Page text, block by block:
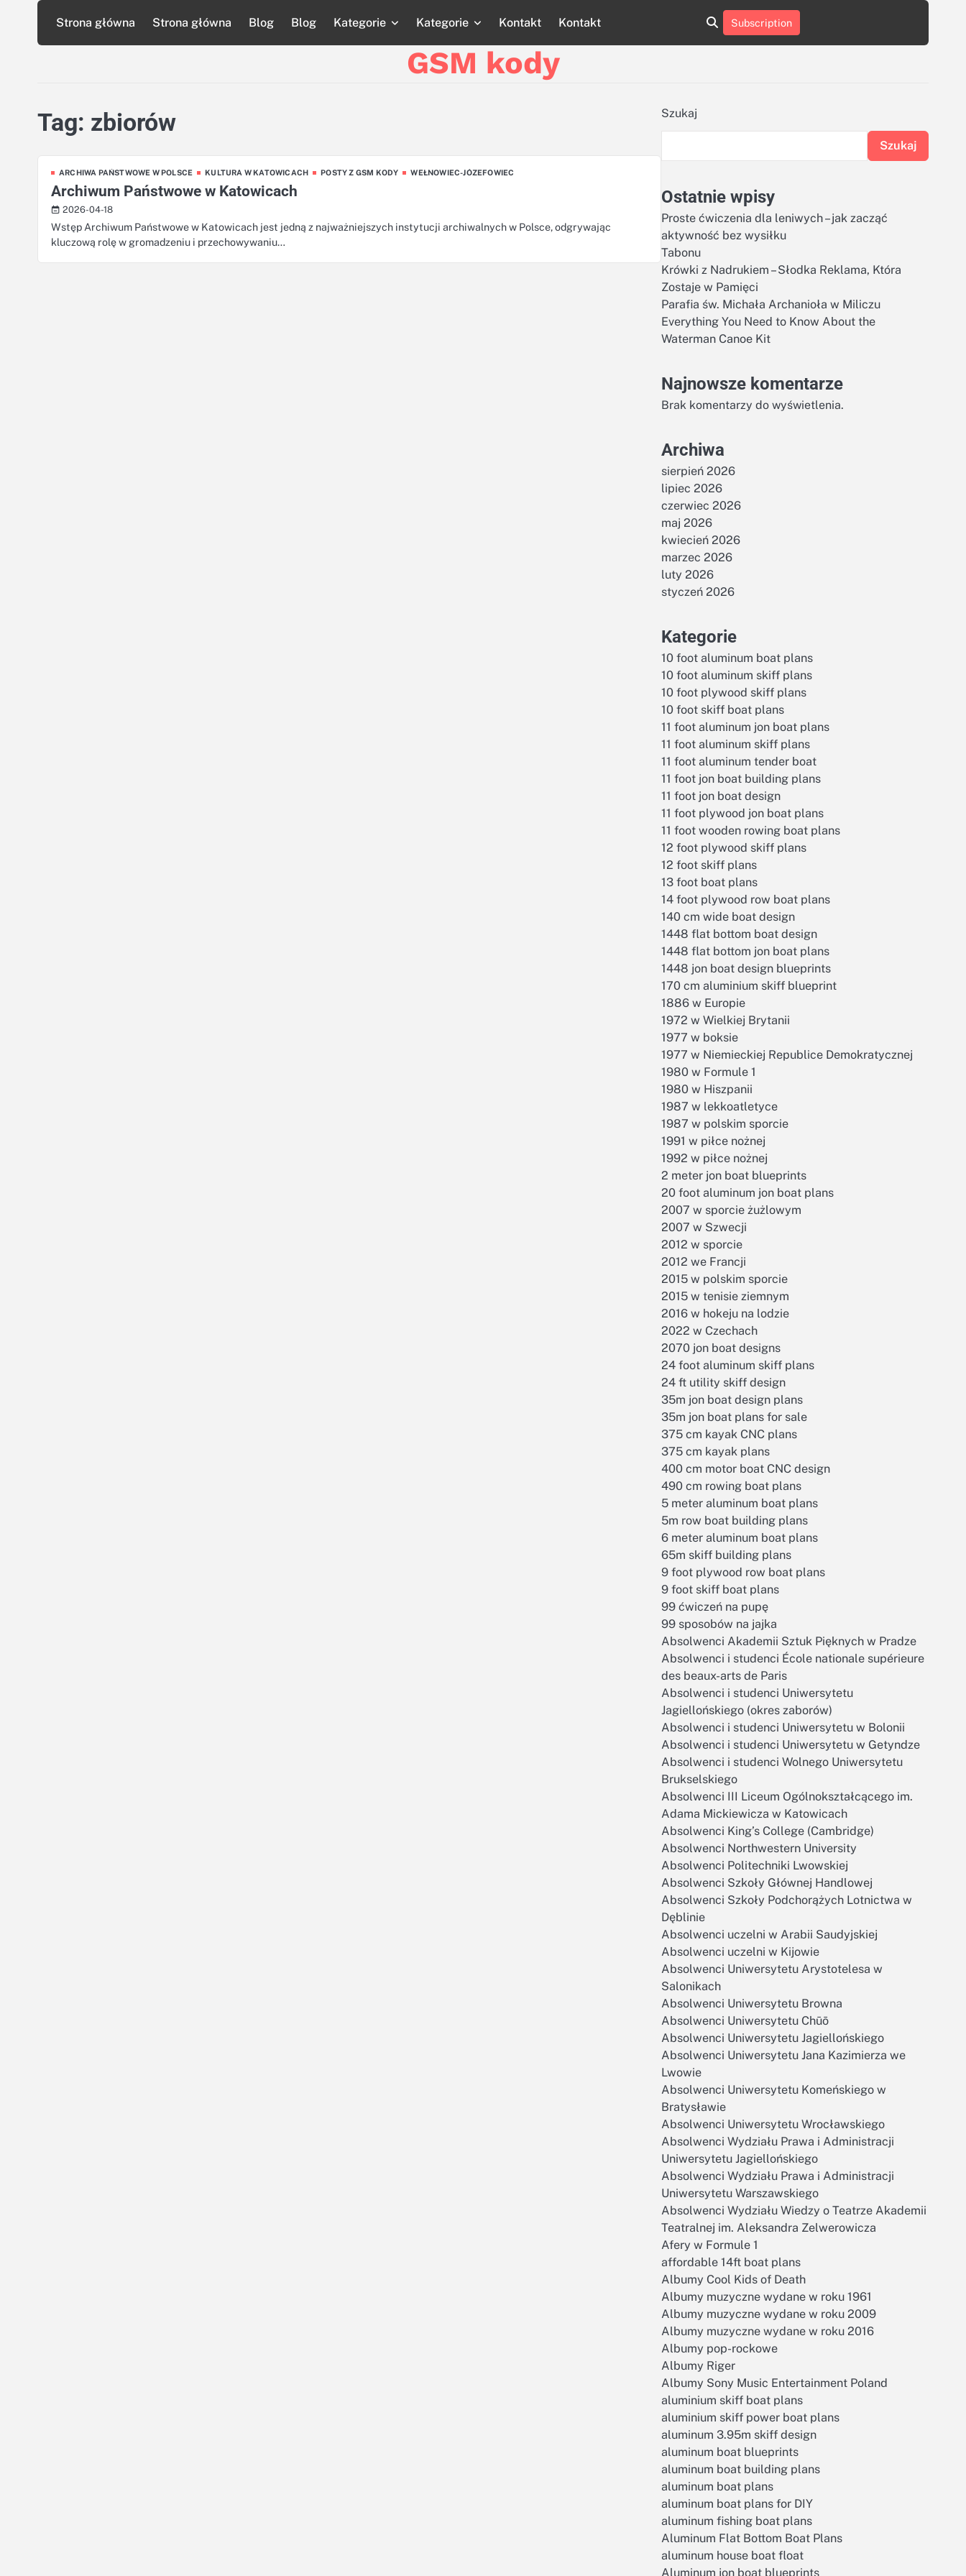
content
Strona główna Strona główna Blog Blog Kategorie Kategorie Kontakt Kontakt
główna
główna
aluminumboatplans.com
aluminumboatplans.com
Kontakt
Kontakt
Subscription
GSM kody
Tag: zbiorów
ARCHIWA PAŃSTWOWE W POLSCE KULTURA W KATOWICACH POSTY Z GSM KODY WEŁNOWIEC-JÓZEFOWIEC
Archiwum Państwowe w Katowicach
2026-04-18
Wstęp Archiwum Państwowe w Katowicach jest jedną z najważniejszych instytucji archiwalnych w Polsce, odgrywając
kluczową rolę w gromadzeniu i przechowywaniu…
Szukaj
Szukaj
Ostatnie wpisy
Proste ćwiczenia dla leniwych – jak zacząć
aktywność bez wysiłku
Tabonu
Krówki z Nadrukiem – Słodka Reklama, Która
Zostaje w Pamięci
Parafia św. Michała Archanioła w Miliczu
Everything You Need to Know About the
Waterman Canoe Kit
Najnowsze komentarze
Brak komentarzy do wyświetlenia.
Archiwa
sierpień 2026
lipiec 2026
czerwiec 2026
maj 2026
kwiecień 2026
marzec 2026
luty 2026
styczeń 2026
Kategorie
10 foot aluminum boat plans
10 foot aluminum skiff plans
10 foot plywood skiff plans
10 foot skiff boat plans
11 foot aluminum jon boat plans
11 foot aluminum skiff plans
11 foot aluminum tender boat
11 foot jon boat building plans
11 foot jon boat design
11 foot plywood jon boat plans
11 foot wooden rowing boat plans
12 foot plywood skiff plans
12 foot skiff plans
13 foot boat plans
14 foot plywood row boat plans
140 cm wide boat design
1448 flat bottom boat design
1448 flat bottom jon boat plans
1448 jon boat design blueprints
170 cm aluminium skiff blueprint
1886 w Europie
1972 w Wielkiej Brytanii
1977 w boksie
1977 w Niemieckiej Republice Demokratycznej
1980 w Formule 1
1980 w Hiszpanii
1987 w lekkoatletyce
1987 w polskim sporcie
1991 w piłce nożnej
1992 w piłce nożnej
2 meter jon boat blueprints
20 foot aluminum jon boat plans
2007 w sporcie żużlowym
2007 w Szwecji
2012 w sporcie
2012 we Francji
2015 w polskim sporcie
2015 w tenisie ziemnym
2016 w hokeju na lodzie
2022 w Czechach
2070 jon boat designs
24 foot aluminum skiff plans
24 ft utility skiff design
35m jon boat design plans
35m jon boat plans for sale
375 cm kayak CNC plans
375 cm kayak plans
400 cm motor boat CNC design
490 cm rowing boat plans
5 meter aluminum boat plans
5m row boat building plans
6 meter aluminum boat plans
65m skiff building plans
9 foot plywood row boat plans
9 foot skiff boat plans
99 ćwiczeń na pupę
99 sposobów na jajka
Absolwenci Akademii Sztuk Pięknych w Pradze
Absolwenci i studenci École nationale supérieure
des beaux-arts de Paris
Absolwenci i studenci Uniwersytetu
Jagiellońskiego (okres zaborów)
Absolwenci i studenci Uniwersytetu w Bolonii
Absolwenci i studenci Uniwersytetu w Getyndze
Absolwenci i studenci Wolnego Uniwersytetu
Brukselskiego
Absolwenci III Liceum Ogólnokształcącego im.
Adama Mickiewicza w Katowicach
Absolwenci King’s College (Cambridge)
Absolwenci Northwestern University
Absolwenci Politechniki Lwowskiej
Absolwenci Szkoły Głównej Handlowej
Absolwenci Szkoły Podchorążych Lotnictwa w
Dęblinie
Absolwenci uczelni w Arabii Saudyjskiej
Absolwenci uczelni w Kijowie
Absolwenci Uniwersytetu Arystotelesa w
Salonikach
Absolwenci Uniwersytetu Browna
Absolwenci Uniwersytetu Chūō
Absolwenci Uniwersytetu Jagiellońskiego
Absolwenci Uniwersytetu Jana Kazimierza we
Lwowie
Absolwenci Uniwersytetu Komeńskiego w
Bratysławie
Absolwenci Uniwersytetu Wrocławskiego
Absolwenci Wydziału Prawa i Administracji
Uniwersytetu Jagiellońskiego
Absolwenci Wydziału Prawa i Administracji
Uniwersytetu Warszawskiego
Absolwenci Wydziału Wiedzy o Teatrze Akademii
Teatralnej im. Aleksandra Zelwerowicza
Afery w Formule 1
affordable 14ft boat plans
Albumy Cool Kids of Death
Albumy muzyczne wydane w roku 1961
Albumy muzyczne wydane w roku 2009
Albumy muzyczne wydane w roku 2016
Albumy pop-rockowe
Albumy Riger
Albumy Sony Music Entertainment Poland
aluminium skiff boat plans
aluminium skiff power boat plans
aluminum 3.95m skiff design
aluminum boat blueprints
aluminum boat building plans
aluminum boat plans
aluminum boat plans for DIY
aluminum fishing boat plans
Aluminum Flat Bottom Boat Plans
aluminum house boat float
Aluminum jon boat blueprints